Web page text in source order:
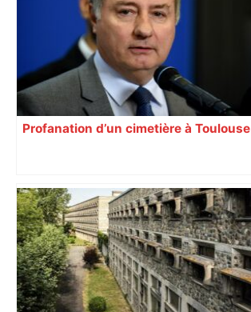
Profanation d’un cimetière à Toulouse